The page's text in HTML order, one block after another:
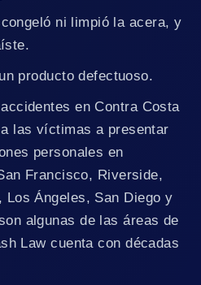
producto defectuoso.
en Contra Costa
las víctimas a presentar
personales en
Francisco, Riverside,
Los Ángeles, San Diego y
algunas de las áreas de
Law cuenta con décadas